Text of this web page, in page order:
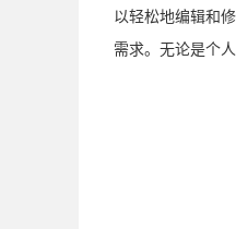
以轻松地编辑和
需求。无论是个